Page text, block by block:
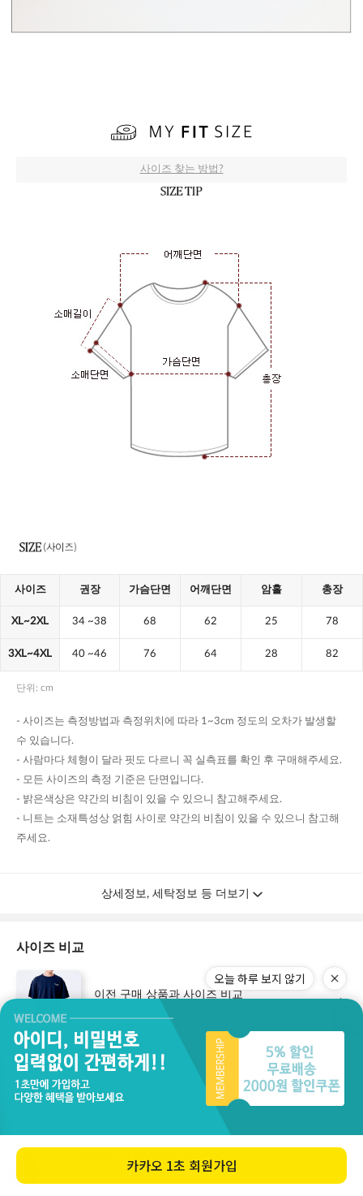
오늘 하루 보지 않기
카카오 1초 회원가입